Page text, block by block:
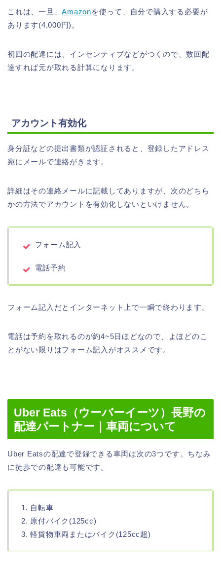
これは、一旦、Amazonを使って、自分で購入する必要が
あります(4,000円)。
初回の配達には、インセンティブなどがつくので、数回配
達すれば元が取れる計算になります。
アカウント有効化
身分証などの提出書類が認証されると、登録したアドレス
宛にメールで連絡がきます。
詳細はその連絡メールに記載してありますが、次のどちら
かの方法でアカウントを有効化しないといけません。
フォーム記入
電話予約
フォーム記入だとインターネット上で一瞬で終わります。
電話は予約を取れるのが約4~5日ほどなので、よほどのこ
とがない限りはフォーム記入がオススメです。
Uber Eats（ウーバーイーツ）長野の
配達パートナー｜車両について
Uber Eatsの配達で登録できる車両は次の3つです。ちなみ
に徒歩での配達も可能です。
1. 自転車
2. 原付バイク(125cc)
3. 軽貨物車両またはバイク(125cc超)